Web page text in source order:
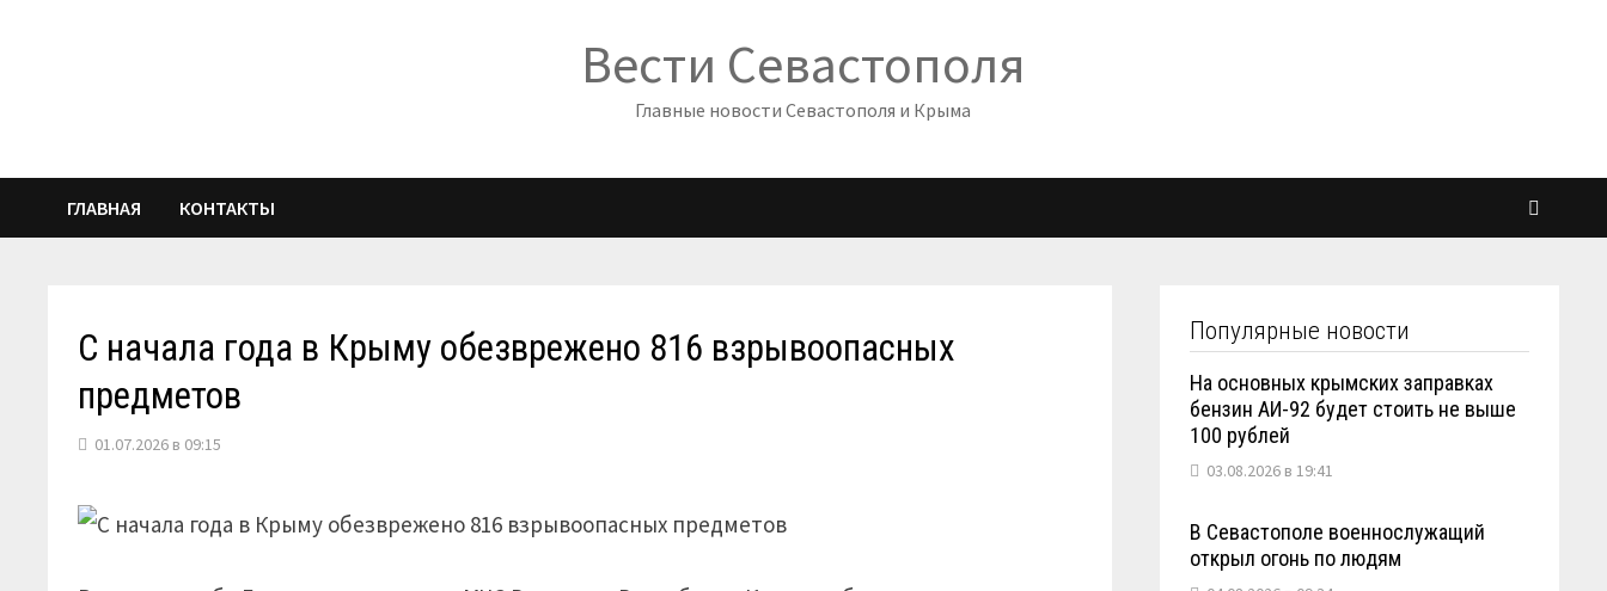
Вести Севастополя
Главные новости Севастополя и Крыма
ГЛАВНАЯ КОНТАКТЫ
С начала года в Крыму обезврежено 816 взрывоопасных
предметов
01.07.2026 в 09:15
Популярные новости
На основных крымских заправках
бензин АИ-92 будет стоить не выше
100 рублей
03.08.2026 в 19:41
В Севастополе военнослужащий
открыл огонь по людям